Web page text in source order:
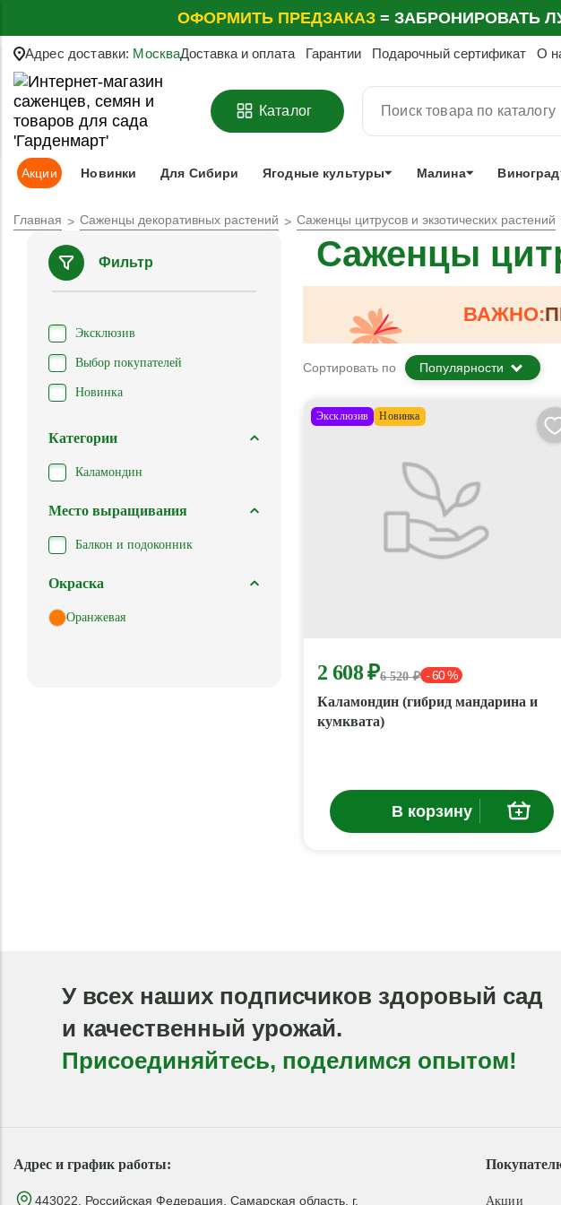
ОФОРМИТЬ ПРЕДЗАКАЗ = ЗАБРОНИРОВАТЬ
Адрес доставки: МоскваДоставка и оплата Гарантии Подарочный сертификат О
Каталог
Акции Новинки Для Сибири Ягодные культуры Малина Виноград
Главная Саженцы декоративных растений Саженцы цитрусов и экзотических растений
Фильтр
Эксклюзив
Выбор покупателей
Новинка
Категории
Каламондин
Место выращивания
Балкон и подоконник
Окраска
Оранжевая
Саженцы
ВАЖНО:
Сортировать по Популярности
Эксклюзив Новинка
2 608 ₽6 520 ₽ - 60 %
Каламондин (гибрид мандарина и
кумквата)
В корзину
У всех наших подписчиков здоровый сад
и качественный урожай.
Присоединяйтесь, поделимся опытом!
Адрес и график работы:
443022, Российская Федерация, Самарская область, г. Акции